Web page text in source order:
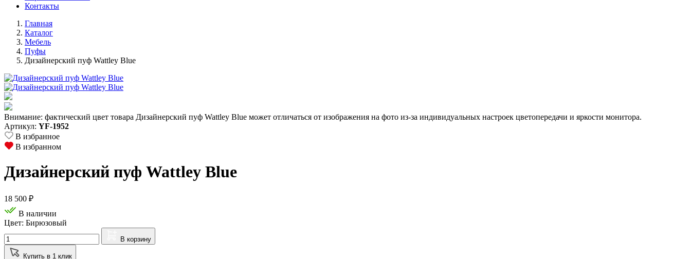
Контакты
Главная
Каталог
Мебель
Пуфы
Дизайнерский пуф Wattley Blue
Внимание: фактический цвет товара Дизайнерский пуф Wattley Blue может отличаться от изображения на фото из-за индивидуальных настроек цветопередачи и яркости монитора.
Артикул: YF-1952
В избранное
В избранном
Дизайнерский пуф Wattley Blue
18 500 ₽
В наличии
Цвет: Бирюзовый
В корзину
Купить в 1 клик